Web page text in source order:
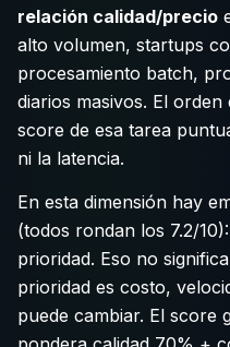
relación calidad/precio
alto volumen, startups
procesamiento batch,
diarios masivos. El
score de esa tarea
ni la latencia.
En esta dimensión hay
(todos rondan los 7.2/
prioridad. Eso no
prioridad es costo,
puede cambiar. El score